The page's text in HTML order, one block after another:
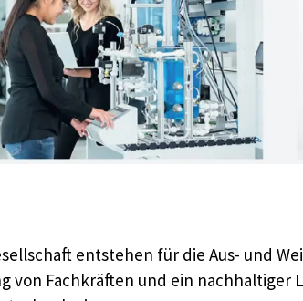
entstehen für die Aus- und
von Fachkräften und ein